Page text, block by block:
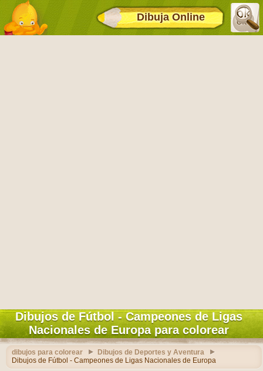
Dibuja Online
Dibujos de Fútbol - Campeones de Ligas
Nacionales de Europa para colorear
dibujos para colorear
Dibujos de Deportes y Aventura
Dibujos de Fútbol - Campeones de Ligas Nacionales de Europa